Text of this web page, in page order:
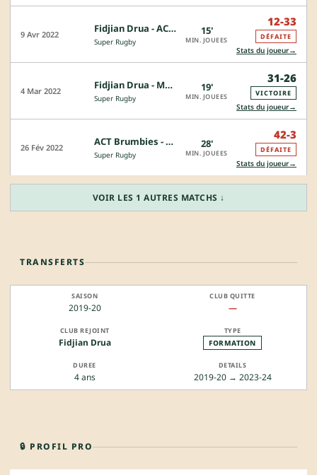
9 Avr 2022 Fidjian Drua - ACT Brumbies
Super Rugby
15'
MIN. JOUEES
12-33
DÉFAITE
Stats du joueur→
4 Mar 2022 Fidjian Drua - Melbourne Rebels
Super Rugby
19'
MIN. JOUEES
31-26
VICTOIRE
Stats du joueur→
26 Fév 2022 ACT Brumbies - Fidjian Drua
Super Rugby
28'
MIN. JOUEES
42-3
DÉFAITE
Stats du joueur→
VOIR LES 1 AUTRES MATCHS ↓
TRANSFERTS
2019-20 —
Fidjian Drua FORMATION
4 ans 2019-20 → 2023-24
🔒 PROFIL PRO